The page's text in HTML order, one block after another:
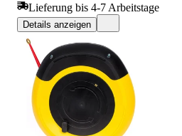
Lieferung bis 4-7 Arbeitstage
Details anzeigen